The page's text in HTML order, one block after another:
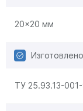
20x20 мм
ТУ 25.93.13-